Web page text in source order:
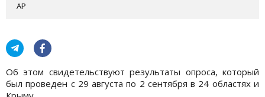
AP
Об этом свидетельствуют результаты опроса, который
был проведен с 29 августа по 2 сентября в 24 областях и